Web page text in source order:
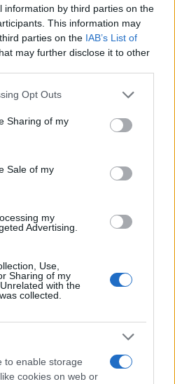
information by third parties on the
This information may
parties on the IAB’s List of
may further disclose it to other
app uses one or more Google
behaviour. You may click to
and its third-party tags to
purposes in below Google
Opt Outs
Sharing of my
Sale of my
my
Advertising.
Use,
Sharing of my
with the
collected.
to enable storage
cookies on web or
Χριστόδουλος
Σκούντας
κρίση: Η Αθήνα
την Ισπανία, θέλει άθικτη
και με σαφή τη διάθεση για
πολιτική του Πέδρο
θα ξεκαθαρίσει τη
σκέψη περί αναστολής
Σπύρος